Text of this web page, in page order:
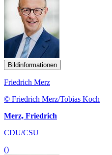
Bildinformationen
Friedrich Merz
© Friedrich Merz/Tobias Koch
Merz, Friedrich
CDU/CSU
()